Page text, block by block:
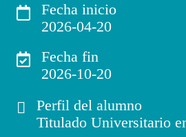
Fecha inicio
2026-04-20
Fecha fin
2026-10-20
Perfil del alumno
Titulado Universitario